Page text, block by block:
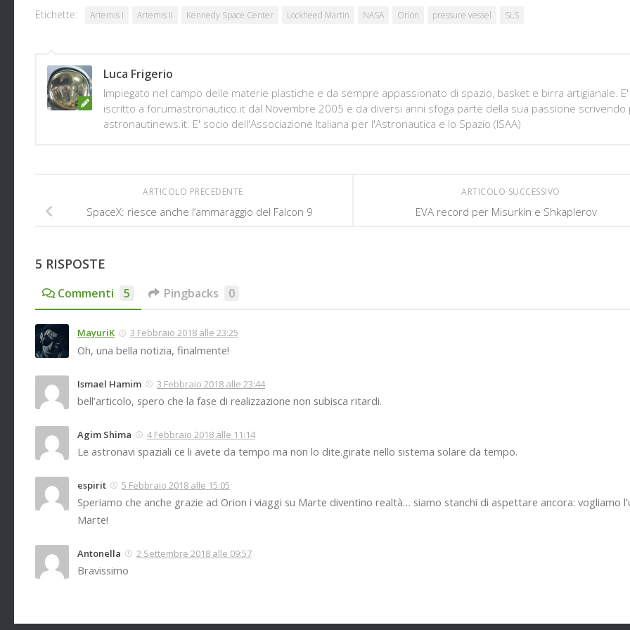
Etichette: Artemis I Artemis II Kennedy Space Center Lockheed Martin NASA Orion pressure vessel SLS
Luca Frigerio
Impiegato nel campo delle materie plastiche e da sempre appassionato di spazio, basket e birra artigianale. E'
iscritto a forumastronautico.it dal Novembre 2005 e da diversi anni sfoga parte della sua passione scrivendo
astronautinews.it. E' socio dell'Associazione Italiana per l'Astronautica e lo Spazio (ISAA)
ARTICOLO SUCCESSIVO
EVA record per Misurkin e Shkaplerov
ARTICOLO PRECEDENTE
SpaceX: riesce anche l’ammaraggio del Falcon 9
5 RISPOSTE
Commenti 5 Pingbacks 0
MayuriK 3 Febbraio 2018 alle 23:25
Oh, una bella notizia, finalmente!
Ismael Hamim 3 Febbraio 2018 alle 23:44
bell’articolo, spero che la fase di realizzazione non subisca ritardi.
Agim Shima 4 Febbraio 2018 alle 11:14
Le astronavi spaziali ce li avete da tempo ma non lo dite.girate nello sistema solare da tempo.
espirit 5 Febbraio 2018 alle 15:05
Speriamo che anche grazie ad Orion i viaggi su Marte diventino realtà… siamo stanchi di aspettare ancora: vogliamo
Marte!
Antonella 2 Settembre 2018 alle 09:57
Bravissimo